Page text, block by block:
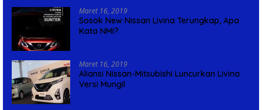
Maret 16, 2019
Sosok New Nissan Livina Terungkap, Apa
Kata NMI?
Maret 16, 2019
Aliansi Nissan-Mitsubishi Luncurkan Livina
Versi Mungil